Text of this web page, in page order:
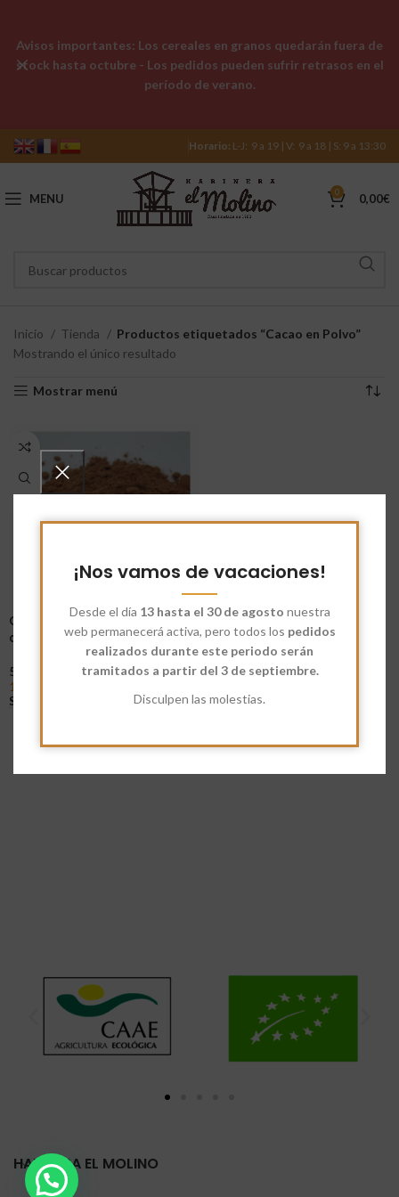
¡Nos vamos de vacaciones!
Desde el día 13 hasta el 30 de agosto nuestra
web permanecerá activa, pero todos los pedidos
realizados durante este periodo serán
tramitados a partir del 3 de septiembre.
Disculpen las molestias.
Horario: L-J: 9 a 19 | V: 9 a 18 | S: 9 a 13:30
MENU 0 0,00€
Inicio Tienda
Productos etiquetados “Cacao en Polvo”
Mostrando el único resultado
Mostrar menú
Cacao en polvo 10-12%
alcalino ecológico
5
14,76
Seleccionar Opciones
HARINERA EL MOLINO
Avisos importantes: Los cereales en granos quedarán fuera de
stock hasta octubre - Los pedidos pueden sufrir retrasos en el
período de verano.